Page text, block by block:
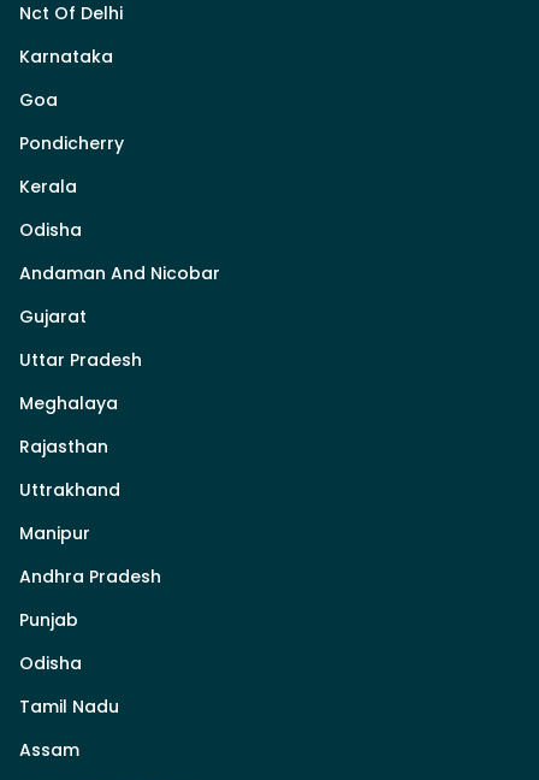
Nct Of Delhi
Karnataka
Goa
Pondicherry
Kerala
Odisha
Andaman And Nicobar
Gujarat
Uttar Pradesh
Meghalaya
Rajasthan
Uttrakhand
Manipur
Andhra Pradesh
Punjab
Odisha
Tamil Nadu
Assam